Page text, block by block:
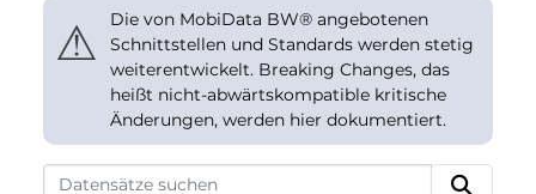
⚠
Die von MobiData BW® angebotenen
Schnittstellen und Standards werden stetig
weiterentwickelt. Breaking Changes, das
heißt nicht-abwärtskompatible kritische
Änderungen, werden hier dokumentiert.